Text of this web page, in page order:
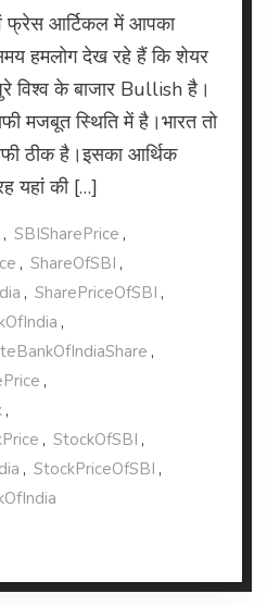
फ्रेस आर्टिकल में आपका
हमलोग देख रहे हैं कि शेयर
विश्व के बाजार Bullish है।
मजबूत स्थिति में है।भारत तो
ठीक है।इसका आर्थिक
यहां की […]
, SBISharePrice ,
, ShareOfSBI ,
, SharePriceOfSBI ,
,
,
,
,
, StockOfSBI ,
, StockPriceOfSBI ,